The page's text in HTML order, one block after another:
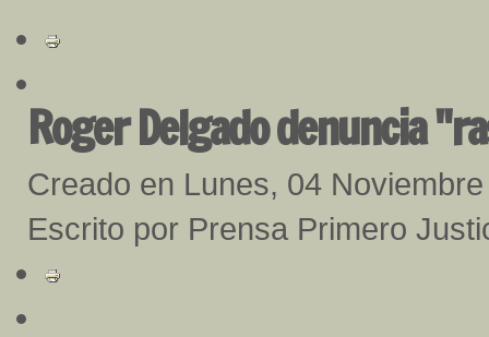
Roger Delgado denuncia
Creado en Lunes, 04
Escrito por Prensa Primero